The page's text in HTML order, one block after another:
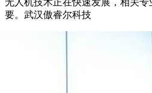
要。武汉傲睿尔科技